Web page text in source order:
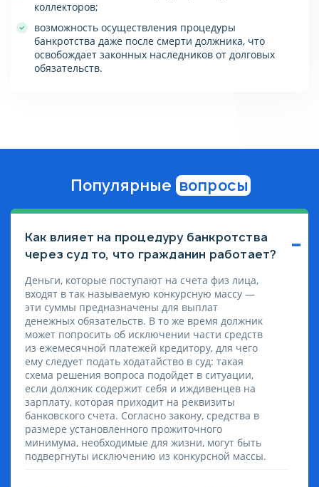
коллекторов;
возможность осуществления процедуры
банкротства даже после смерти должника, что
освобождает законных наследников от долговых
обязательств.
Популярные вопросы
Как влияет на процедуру банкротства
через суд то, что гражданин работает?
Деньги, которые поступают на счета физ лица,
входят в так называемую конкурсную массу —
эти суммы предназначены для выплат
денежных обязательств. В то же время должник
может попросить об исключении части средств
из ежемесячной платежей кредитору, для чего
ему следует подать ходатайство в суд: такая
схема решения вопроса подойдет в ситуации,
если должник содержит себя и иждивенцев на
зарплату, которая приходит на реквизиты
банковского счета. Согласно закону, средства в
размере установленного прожиточного
минимума, необходимые для жизни, могут быть
подвергнуты исключению из конкурсной массы.